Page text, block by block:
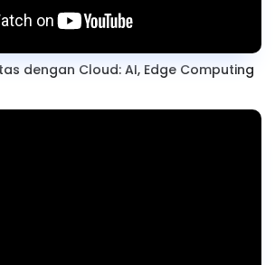
dengan Cloud: AI, Edge Computing